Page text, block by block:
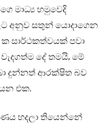
මාධ්‍ය හමුවෙදි
අනුව සතුන් යොදාගෙන
සාර්ථකත්වයක් පවා
දේ තමයි, මේ
දුන්නත් ආරක්ෂිත බව
එක.
හදලා තියෙන්නේ